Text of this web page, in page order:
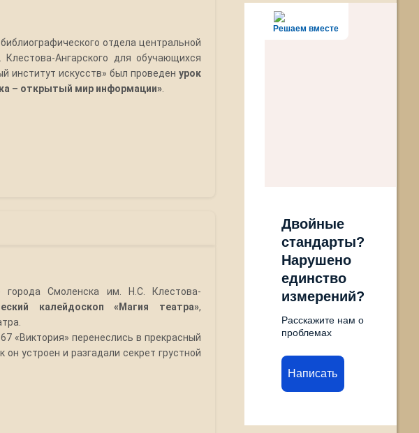
отдела центральной
Ангарского для обучающихся
институт искусств» был проведен урок
– открытый мир информации»
города Смоленска им. Н.С. Клестова-
калейдоскоп «Магия театра»,
«Виктория» перенеслись в прекрасный
он устроен и разгадали секрет грустной
Решаем вместе
Двойные
стандарты?
Нарушено
единство
измерений?
Расскажите нам о
проблемах
Написать